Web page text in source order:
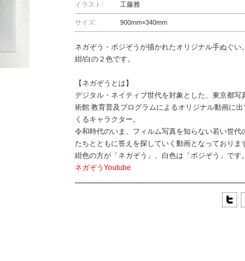
イラスト: 工藤雅
サイズ: 900mm×340mm
ネガぞう・ポジぞうが描かれたオリジナル手ぬぐい。
紺/白の２色です。
【ネガぞうとは】
デジタル・ネイティブ世代を対象とした、東京都写
術館 教育普及プログラムによるオリジナル動画に出
くるキャラクター。
令和時代のいま、フィルム写真を知らない若い世代
たちとともに答えを探していく動画となっておりま
紺色の方が「ネガぞう」、白色は「ポジぞう」です。
ネガぞうYoutube